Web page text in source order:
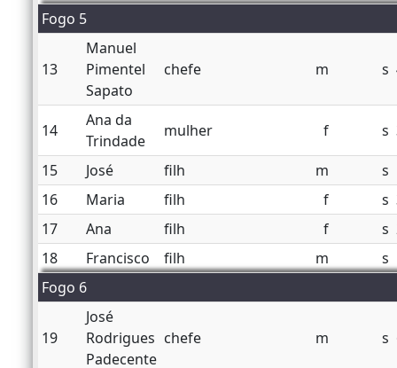
Fogo 5
13
Manuel
Pimentel
Sapato
chefe m s
14
Ana da
Trindade
mulher f s
15 José filh m s
16
Maria filh f s
17
Ana filh f s
18
Francisco filh m s
Fogo 6
19
José
Rodrigues
Padecente
chefe m s